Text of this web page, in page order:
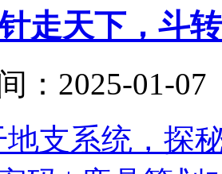
走天下，斗
：2025-01-07